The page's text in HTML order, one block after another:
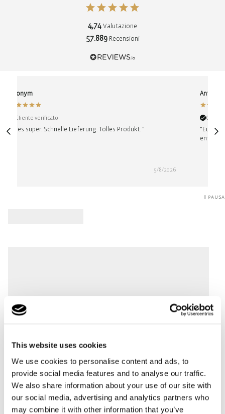
This website uses cookies
We use cookies to personalise content and ads, to
provide social media features and to analyse our traffic.
We also share information about your use of our site with
our social media, advertising and analytics partners who
may combine it with other information that you’ve
4,74 Valutazione
57.889Recensioni
Anonym
Cliente verificato
"Alles super. Schnelle Lieferung. Tolles Produkt. "
5/8/2026
Antje
"Euer
PAUSA